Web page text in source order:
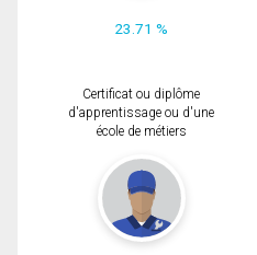
23.71 %
Certificat ou diplôme
d'apprentissage ou d'une
école de métiers